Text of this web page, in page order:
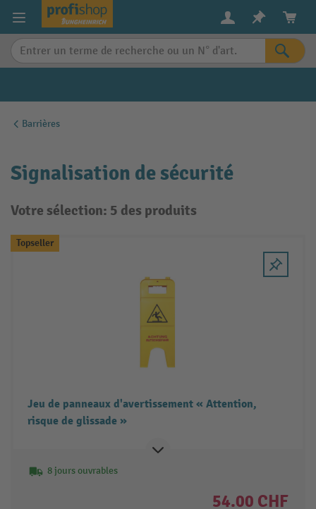
content
Barrières
Signalisation de sécurité
Votre sélection: 5 des produits
Topseller
Jeu de panneaux d'avertissement « Attention,
risque de glissade »
8 jours ouvrables
54.00 CHF